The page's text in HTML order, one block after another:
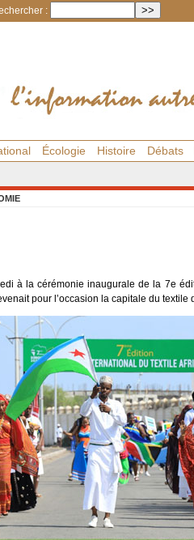
:
Écologie Histoire Débats
à la cérémonie inaugurale de la 7e
pour l’occasion la capitale du textile